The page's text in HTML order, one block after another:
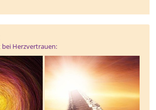
bei Herzvertrauen: